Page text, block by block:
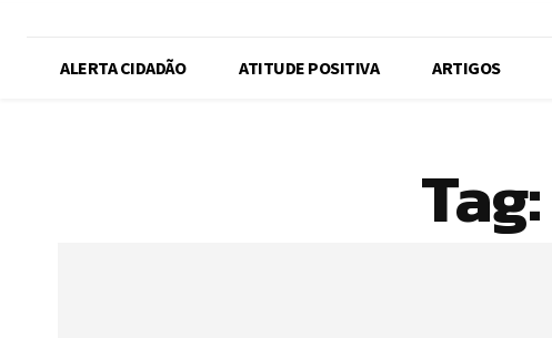
ALERTA CIDADÃO ATITUDE POSITIVA ARTIGOS
Tag: